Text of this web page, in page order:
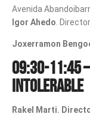
Avenida
Igor Ahedo .
Joxerramon
09:30-11:45
intolerable
Rakel Marti.